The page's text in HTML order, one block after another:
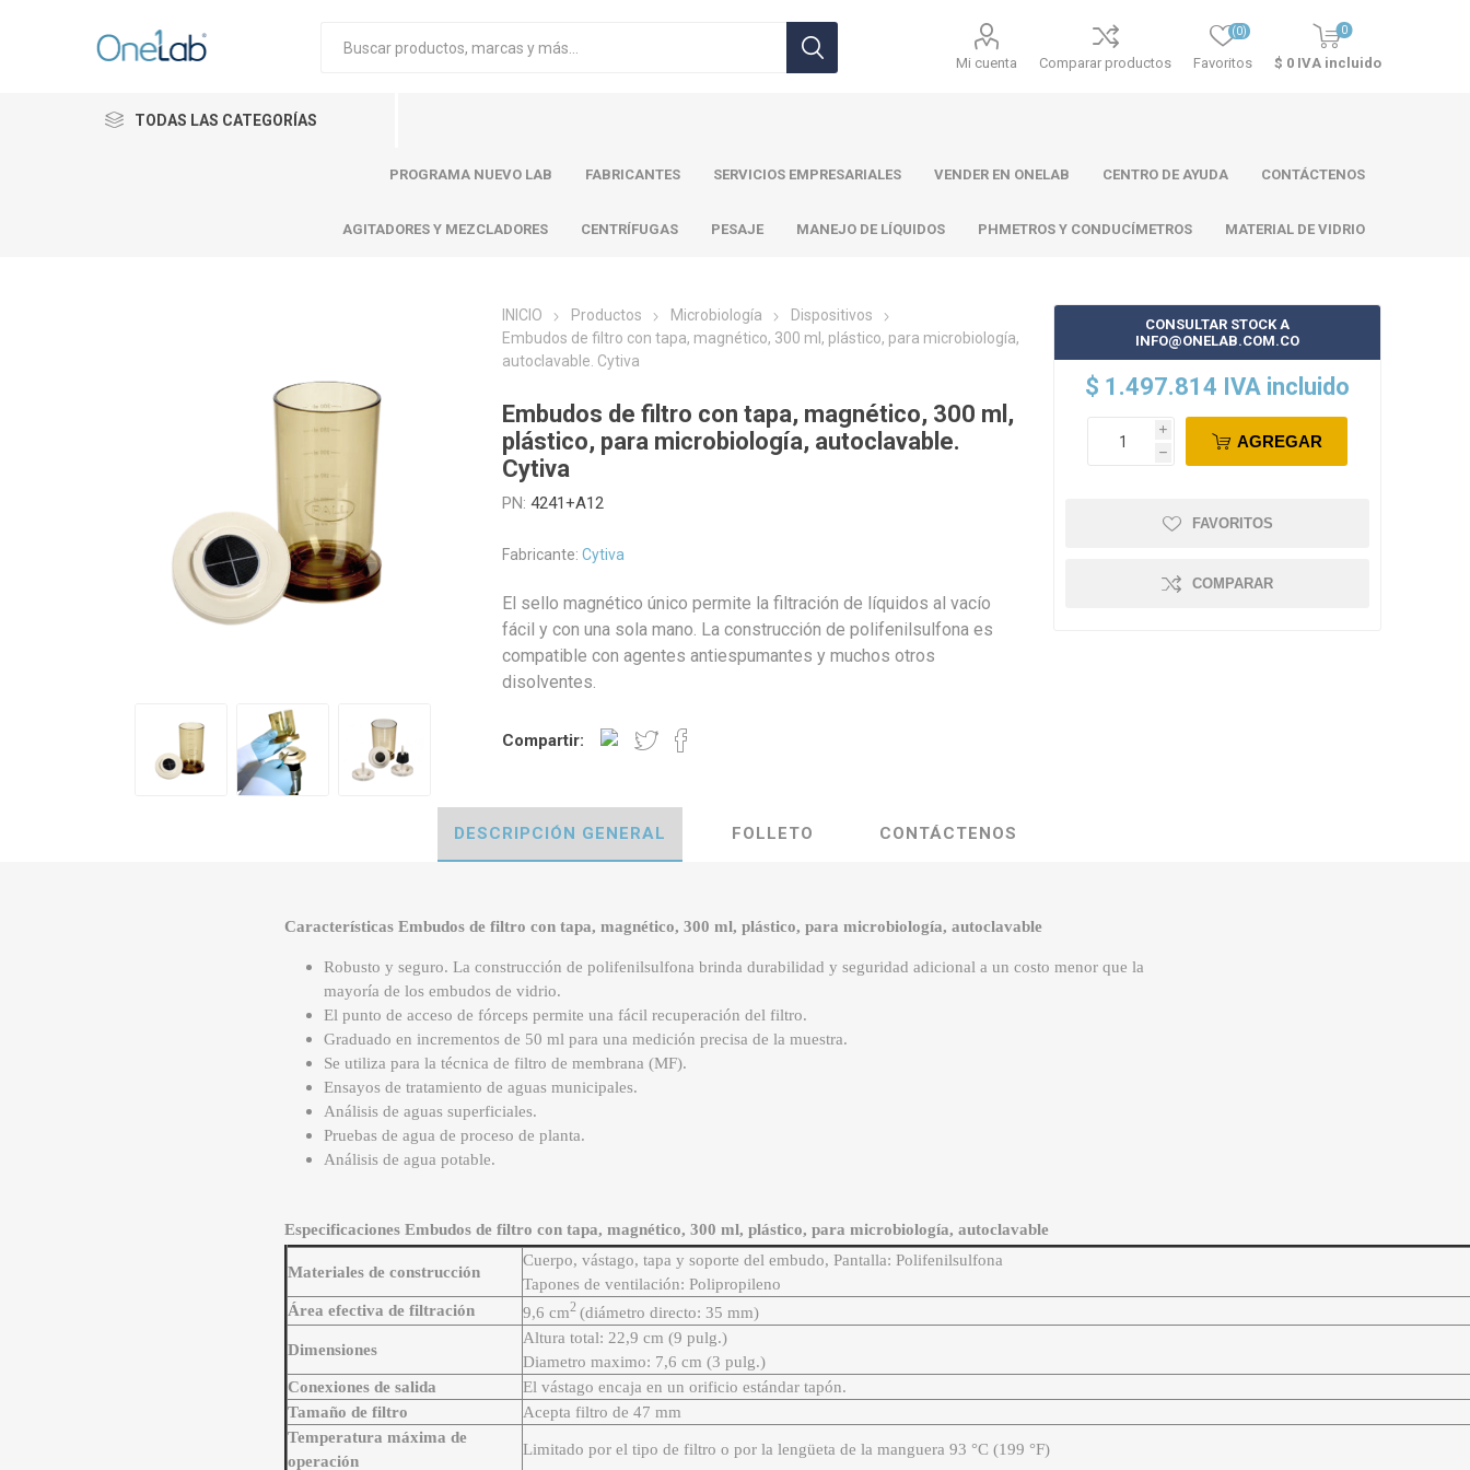
Mi cuenta Comparar productos Favoritos
(0) 0
$ 0 IVA incluido
TODAS LAS CATEGORÍAS
PROGRAMA NUEVO LAB FABRICANTES
Mettler Toledo Brand Atago
Thermo
Scientific
SERVICIOS EMPRESARIALES VENDER EN ONELAB CENTRO DE AYUDA CONTÁCTENOS
AGITADORES Y MEZCLADORES CENTRÍFUGAS PESAJE MANEJO DE LÍQUIDOS PHMETROS Y CONDUCÍMETROS MATERIAL DE VIDRIO
INICIO Productos Microbiología
Dispositivos
Embudos de filtro con tapa, magnético, 300 ml, plástico, para microbiología,
autoclavable. Cytiva
Embudos de filtro con tapa, magnético, 300 ml,
plástico, para microbiología, autoclavable.
Cytiva
PN: 4241+A12
Fabricante: Cytiva
El sello magnético único permite la filtración de líquidos al vacío
fácil y con una sola mano. La construcción de polifenilsulfona es
compatible con agentes antiespumantes y muchos otros
disolventes.
Compartir:
CONSULTAR STOCK A
INFO@ONELAB.COM.CO
$ 1.497.814 IVA incluido
i
h
AGREGAR
FAVORITOS
COMPARAR
DESCRIPCIÓN GENERAL FOLLETO CONTÁCTENOS
Características Embudos de filtro con tapa, magnético, 300 ml, plástico, para microbiología, autoclavable
Robusto y seguro. La construcción de polifenilsulfona brinda durabilidad y seguridad adicional a un costo menor que la
mayoría de los embudos de vidrio.
El punto de acceso de fórceps permite una fácil recuperación del filtro.
Graduado en incrementos de 50 ml para una medición precisa de la muestra.
Se utiliza para la técnica de filtro de membrana (MF).
Ensayos de tratamiento de aguas municipales.
Análisis de aguas superficiales.
Pruebas de agua de proceso de planta.
Análisis de agua potable.
Especificaciones Embudos de filtro con tapa, magnético, 300 ml, plástico, para microbiología, autoclavable
Materiales de construcción
Cuerpo, vástago, tapa y soporte del embudo, Pantalla: Polifenilsulfona
Tapones de ventilación: Polipropileno
Área efectiva de filtración
9,6 cm2 (diámetro directo: 35 mm)
Dimensiones
Altura total: 22,9 cm (9 pulg.)
Diametro maximo: 7,6 cm (3 pulg.)
Conexiones de salida
El vástago encaja en un orificio estándar tapón.
Tamaño de filtro
Acepta filtro de 47 mm
Temperatura máxima de
operación
Limitado por el tipo de filtro o por la lengüeta de la manguera 93 °C (199 °F)